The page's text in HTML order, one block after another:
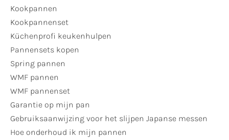
Kookpannen
Kookpannenset
Küchenprofi keukenhulpen
Pannensets kopen
Spring pannen
WMF pannen
WMF pannenset
Garantie op mijn pan
Gebruiksaanwijzing voor het slijpen Japanse messen
Hoe onderhoud ik mijn pannen